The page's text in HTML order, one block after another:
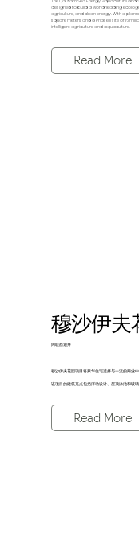
designed to build a world-leading
agriculture, and clean energy. With a
square meters and a Phase II site of 16
intelligent agriculture and aquaculture.
Read More
穆沙伊夫
阿联酋迪拜
穆沙伊夫花园项目将豪华住宅选择与一流的商业
该项目的建筑亮点包括浮动设计、屋顶泳池和玻
Read More